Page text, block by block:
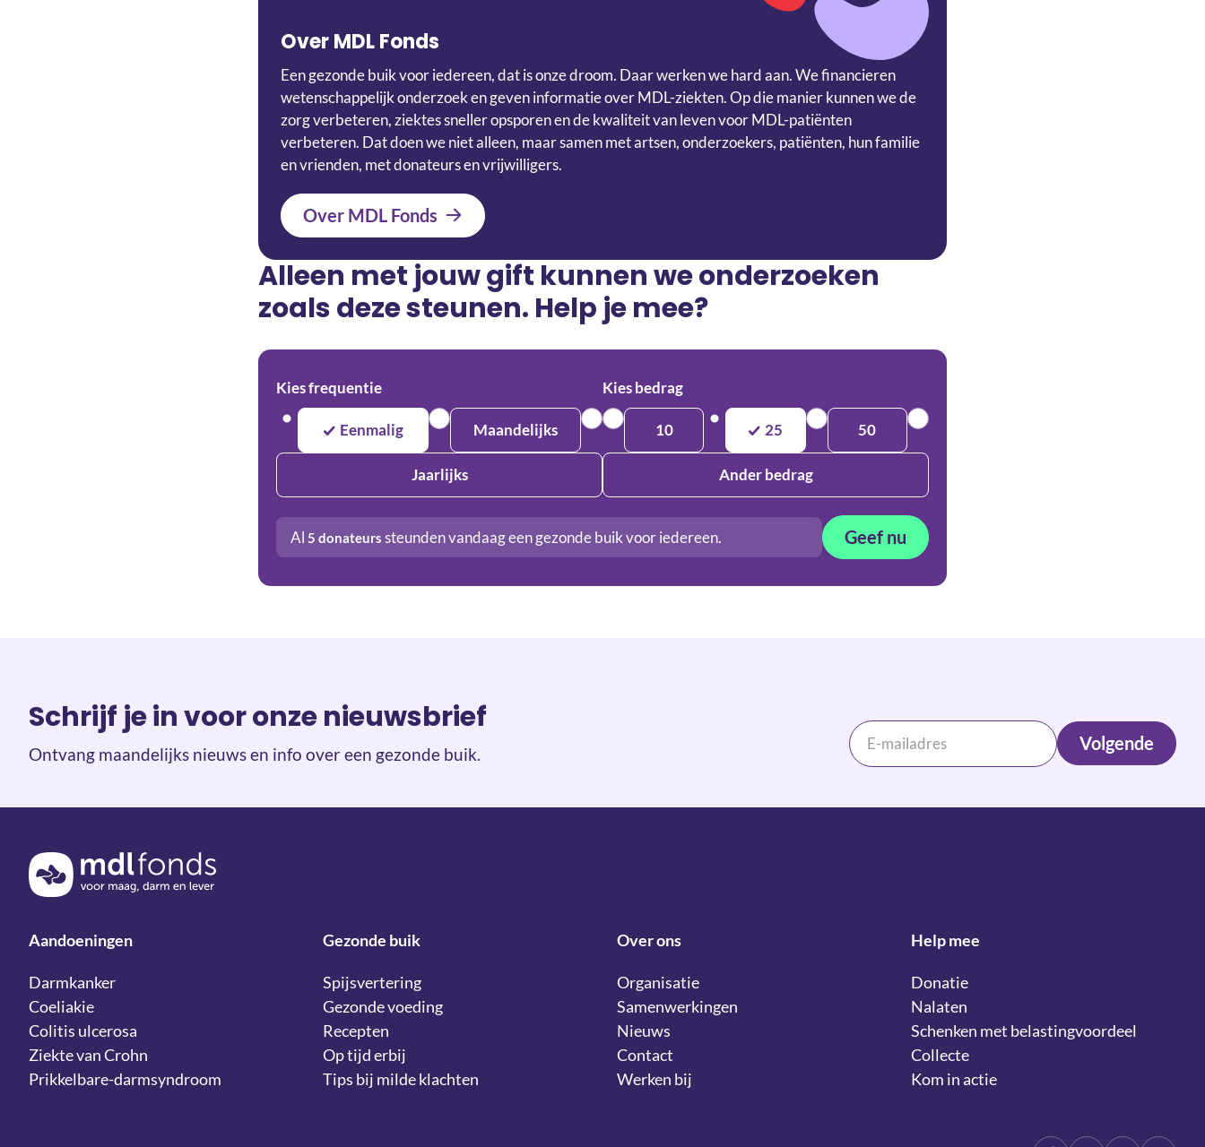
Over MDL Fonds
Een gezonde buik voor iedereen, dat is onze droom. Daar werken we hard aan. We financieren
wetenschappelijk onderzoek en geven informatie over MDL-ziekten. Op die manier kunnen we de
zorg verbeteren, ziektes sneller opsporen en de kwaliteit van leven voor MDL-patiënten
verbeteren. Dat doen we niet alleen, maar samen met artsen, onderzoekers, patiënten, hun familie
en vrienden, met donateurs en vrijwilligers.
Over MDL Fonds
Alleen met jouw gift kunnen we onderzoeken
zoals deze steunen. Help je mee?
Kies frequentie
Eenmalig Maandelijks
Jaarlijks
Kies bedrag
10 25 50
Ander bedrag
Al 5 donateurs steunden vandaag een gezonde buik voor iedereen. Geef nu
Schrijf je in voor onze nieuwsbrief
Ontvang maandelijks nieuws en info over een gezonde buik. Volgende
Terug naar de homepage
Aandoeningen
Darmkanker
Coeliakie
Colitis ulcerosa
Ziekte van Crohn
Prikkelbare-darmsyndroom
Gezonde buik
Spijsvertering
Gezonde voeding
Recepten
Op tijd erbij
Tips bij milde klachten
Over ons
Organisatie
Samenwerkingen
Nieuws
Contact
Werken bij
Help mee
Donatie
Nalaten
Schenken met belastingvoordeel
Collecte
Kom in actie